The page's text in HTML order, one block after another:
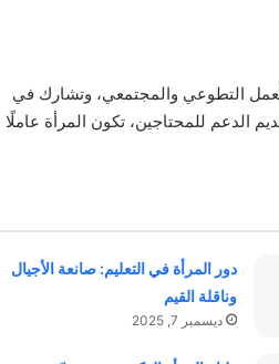
التطوعي والمجتمعي، وتشارك في
الدعم للمحتاجين، تكون المرأة عاملًا
دور المرأة في التعليم: صانعة الأجيال
وناقلة القيم
ديسمبر 7, 2025